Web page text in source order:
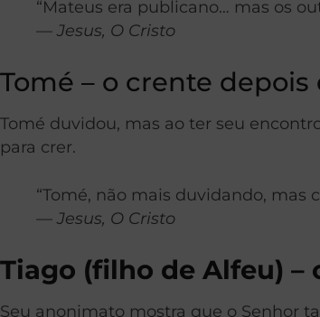
“Mateus era publicano… mas os
—Jesus, O Cristo
Tomé – o crente depois
Tomé duvidou, mas ao ter seu
para crer.
“Tomé, não mais duvidando, mas
—Jesus, O Cristo
Tiago (filho de Alfeu) –
Seu anonimato mostra que o Senhor